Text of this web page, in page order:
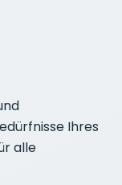
Ihres
alle